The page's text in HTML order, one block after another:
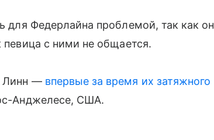
для Федерлайна проблемой, так как он
певица с ними не общается.
Линн — впервые за время их затяжного
Анджелесе, США.